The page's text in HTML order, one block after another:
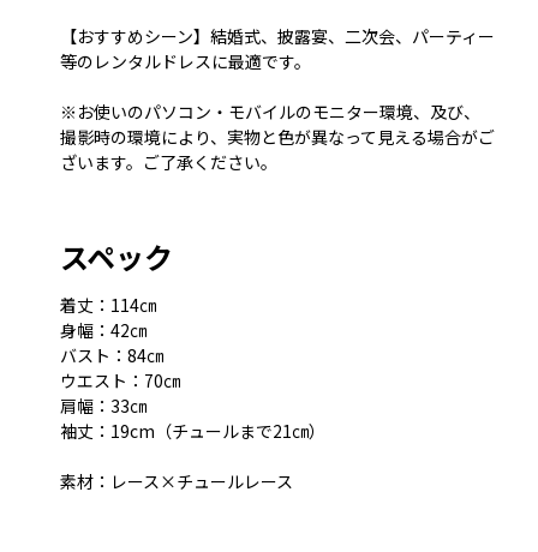
【おすすめシーン】結婚式、披露宴、二次会、パーティー
等のレンタルドレスに最適です。
※お使いのパソコン・モバイルのモニター環境、及び、
撮影時の環境により、実物と色が異なって見える場合がご
ざいます。ご了承ください。
スペック
着丈：114㎝
身幅：42㎝
バスト：84㎝
ウエスト：70㎝
肩幅：33㎝
袖丈：19cm（チュールまで21㎝）
素材：レース×チュールレース